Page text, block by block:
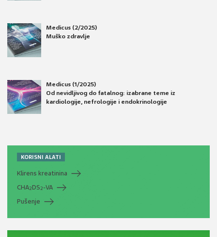
Medicus (2/2025)
Muško zdravlje
Medicus (1/2025)
Od nevidljivog do fatalnog: izabrane teme iz
kardiologije, nefrologije i endokrinologije
KORISNI ALATI
Klirens kreatinina
CHA2DS2-VA
Pušenje